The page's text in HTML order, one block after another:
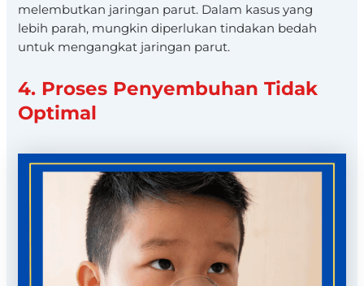
melembutkan jaringan parut. Dalam kasus yang
lebih parah, mungkin diperlukan tindakan bedah
untuk mengangkat jaringan parut.
4. Proses Penyembuhan Tidak
Optimal